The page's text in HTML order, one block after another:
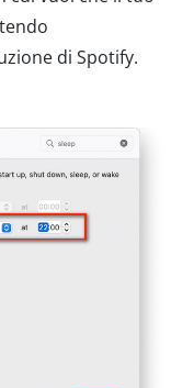
di Spotify.